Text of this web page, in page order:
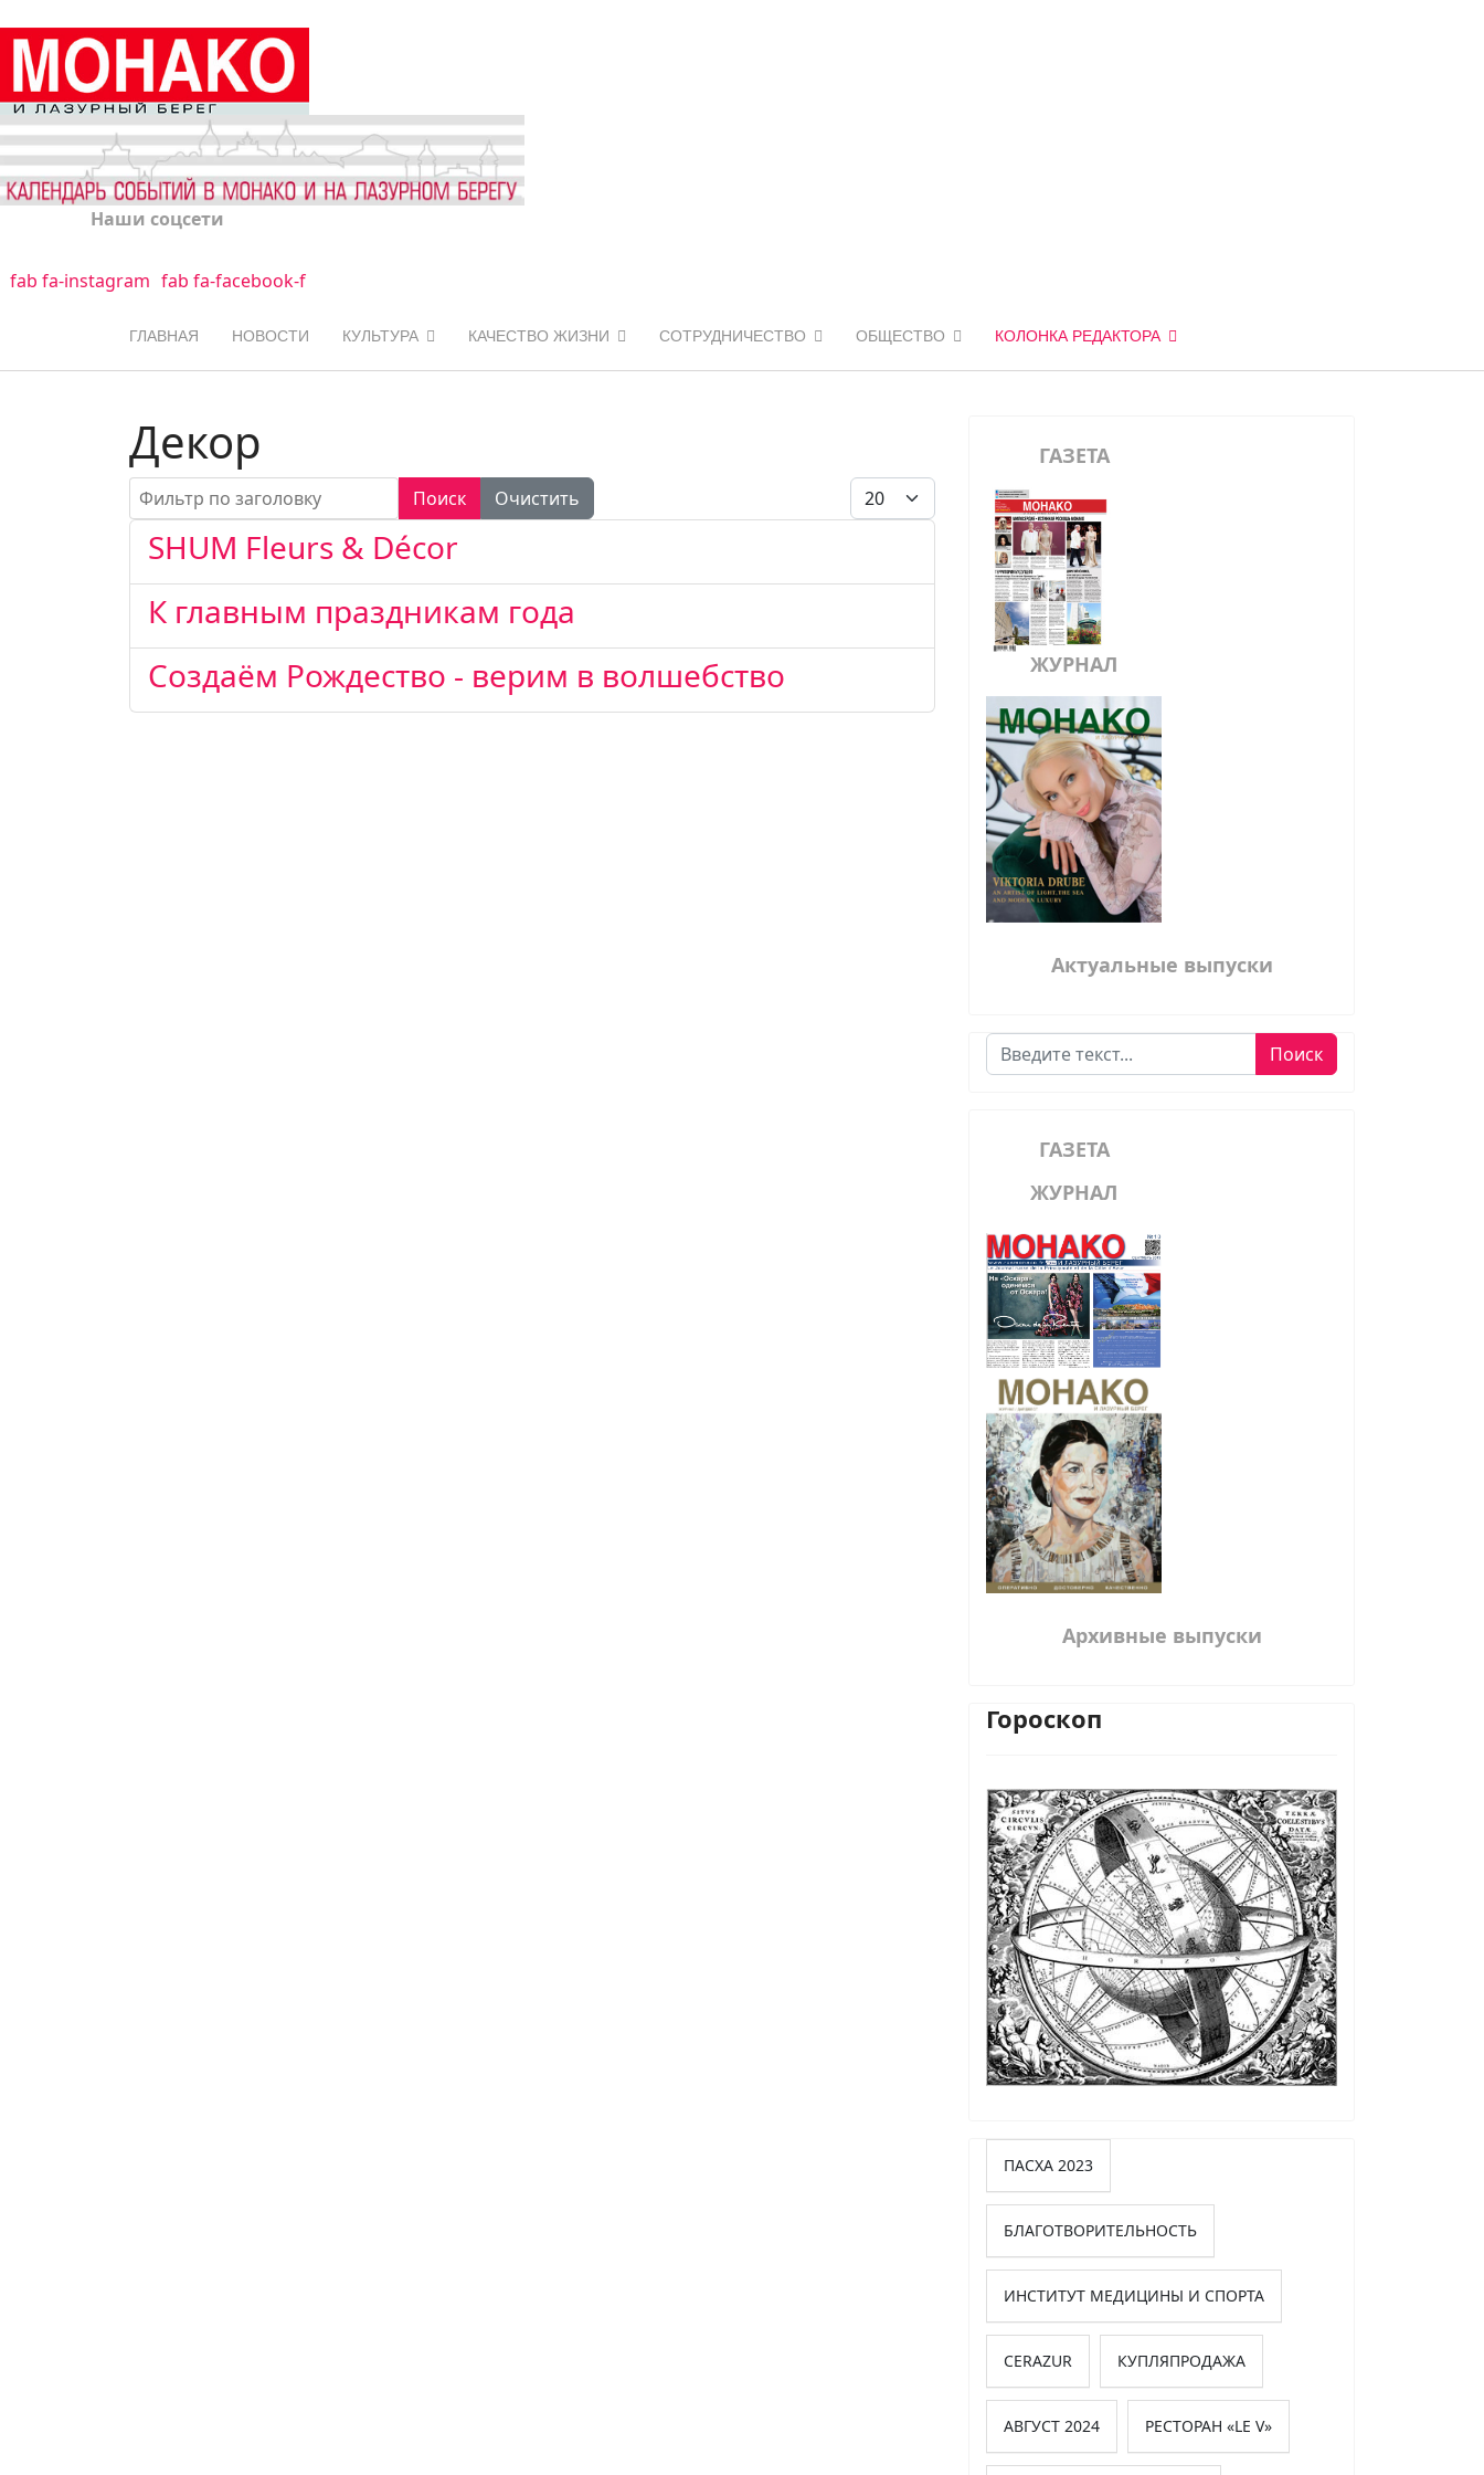
Наши соцсети
fab fa-instagram fab fa-facebook-f
ГЛАВНАЯ НОВОСТИ КУЛЬТУРА КАЧЕСТВО ЖИЗНИ СОТРУДНИЧЕСТВО ОБЩЕСТВО КОЛОНКА РЕДАКТОРА
Декор
Фильтр по заголовку Поиск Очистить Кол-во строк:
SHUM Fleurs & Décor
К главным праздникам года
Создаём Рождество - верим в волшебство
ГАЗЕТА
ЖУРНАЛ
Актуальные выпуски
Поиск Поиск
ГАЗЕТА
ЖУРНАЛ
Архивные выпуски
Гороскоп
ПАСХА 2023
БЛАГОТВОРИТЕЛЬНОСТЬ
ИНСТИТУТ МЕДИЦИНЫ И СПОРТА
CERAZUR КУПЛЯПРОДАЖА
АВГУСТ 2024 РЕСТОРАН «LE V»